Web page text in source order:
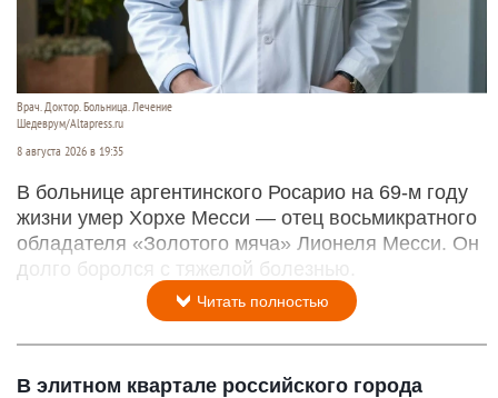
Врач. Доктор. Больница. Лечение
Шедеврум/Altapress.ru
8 августа 2026 в 19:35
В больнице аргентинского Росарио на 69-м году
жизни умер Хорхе Месси — отец восьмикратного
обладателя «Золотого мяча» Лионеля Месси. Он
долго боролся с тяжелой болезнью.
Читать полностью
В элитном квартале российского города